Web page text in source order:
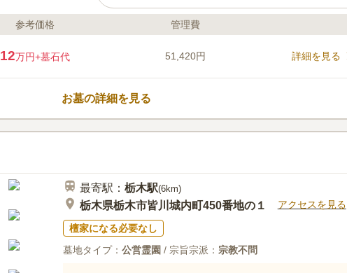
ライフドット編集部のコメント
す。 宗教は不問なので、信仰を大切にしたい方でも安
れます。 規格内であれば、和型や洋型だけではなく
墓の建立も可能です。 お墓のデザインに拘りをお持ち
安心です。 バリアフリー設計なので、小さなお子様や
方、ご高齢の方でもお参りが可能です。
最寄り駅からお墓まではコンビニが一軒あるのみで
食事などをするところは無く、夕刻にはほとんど人が近寄ら
あります。ただお墓には管理人室があり、たまに町の関係者の
に来ています。枯れたお花やゴミ箱等は常に綺麗に保たれてい
す。桶やタオルも常備されて居るため最低限の手荷物で済みま
参考価格 管理費
12万円+墓石代 51,420円 詳細を見る
お墓の詳細を見る
最寄駅： 栃木駅(6km)
栃木県栃木市皆川城内町450番地の１ アクセスを見る
檀家になる必要なし
墓地タイプ： 公営霊園 / 宗旨宗派： 宗教不問